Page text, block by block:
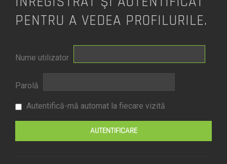
PENTRU A VEDEA PROFILURILE.
Nume utilizator
Parolă
Autentifică-mă automat la fiecare vizită